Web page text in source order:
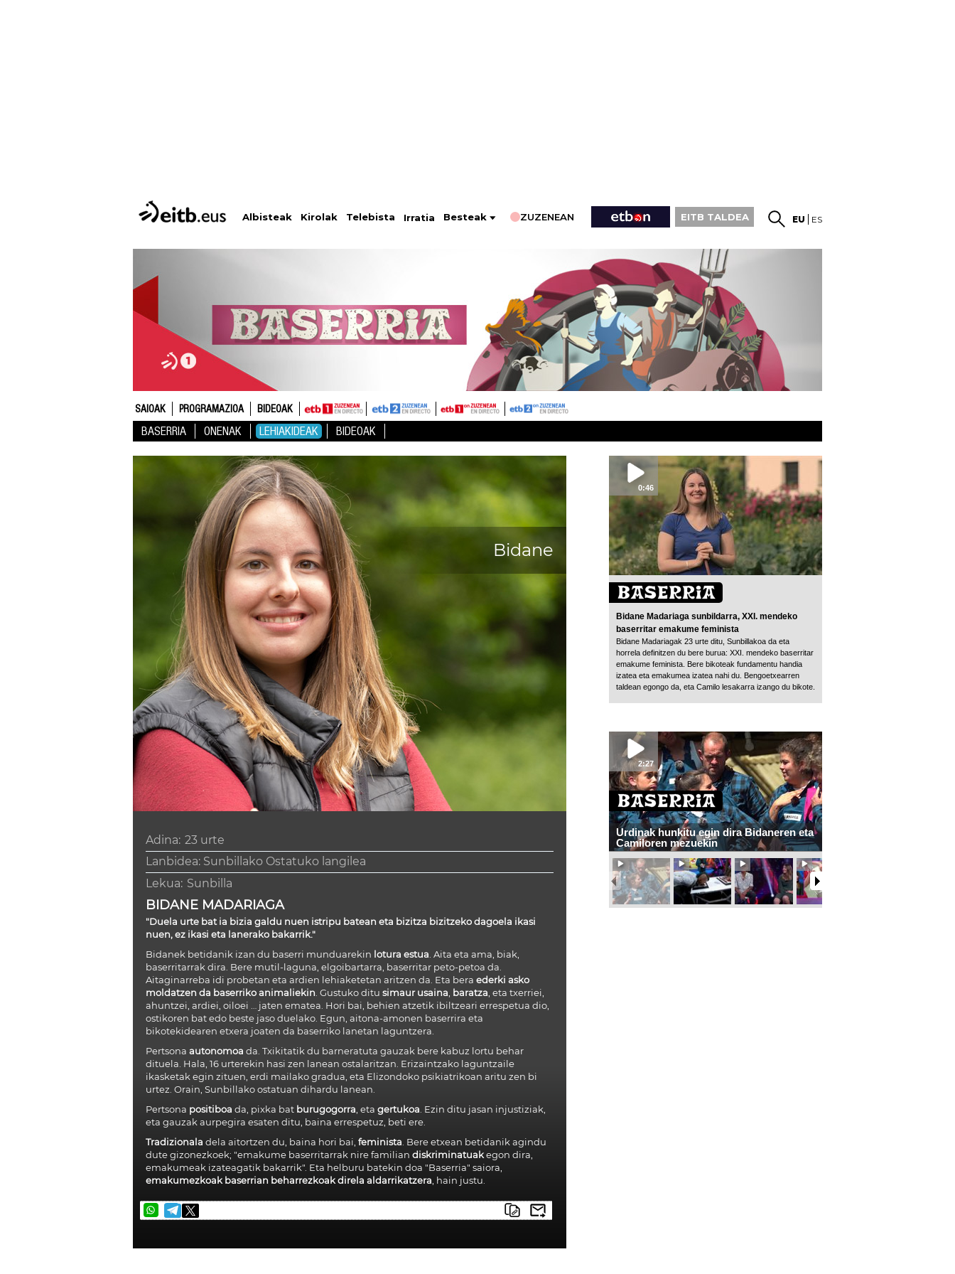
Albisteak Kirolak Telebista Irratia Besteak ZUZENEAN EITB TALDEA EU ES
SAIOAK PROGRAMAZIOA BIDEOAK
BASERRIA ONENAK LEHIAKIDEAK BIDEOAK
Bidane
Adina: 23 urte
Lanbidea: Sunbillako Ostatuko langilea
Lekua: Sunbilla
BIDANE MADARIAGA
"Duela urte bat ia bizia galdu nuen istripu batean eta bizitza bizitzeko dagoela ikasi
nuen, ez ikasi eta lanerako bakarrik."
Bidanek betidanik izan du baserri munduarekin lotura estua . Aita eta ama, biak,
baserritarrak dira. Bere mutil-laguna, elgoibartarra, baserritar peto-petoa da.
Aitaginarreba idi probetan eta ardien lehiaketetan aritzen da. Eta beraederki asko
moldatzen da baserriko animaliekin . Gustuko ditusimaur usaina baratza , eta txerriei,
ahuntzei, ardiei, oiloei … jaten ematea. Hori bai, behien atzetik ibiltzeari errespetua dio,
ostikoren bat edo beste jaso duelako. Egun, aitona-amonen baserrira eta
bikotekidearen etxera joaten da baserriko lanetan laguntzera.
Pertsonaautonomoa da. Txikitatik du barneratuta gauzak bere kabuz lortu behar
dituela. Hala, 16 urterekin hasi zen lanean ostalaritzan. Erizaintzako laguntzaile
ikasketak egin zituen, erdi mailako gradua, eta Elizondoko psikiatrikoan aritu zen bi
urtez. Orain, Sunbillako ostatuan dihardu lanean.
Pertsona positiboa da, pixka bat burugogorra , etagertukoa . Ezin ditu jasan injustiziak,
eta gauzak aurpegira esaten ditu, baina errespetuz, beti ere.
Tradizionala dela aitortzen du, baina hori bai,feminista . Bere etxean betidanik agindu
dute gizonezkoek; "emakume baserritarrak nire familiandiskriminatuakegon dira,
emakumeak izateagatik bakarrik". Eta helburu batekin doa "Baserria" saiora,
emakumezkoak baserrian beharrezkoak direla aldarrikatzera , hain justu.
0:46
Bidane Madariaga sunbildarra, XXI. mendeko
baserritar emakume feminista
Bidane Madariagak 23 urte ditu, Sunbillakoa da eta
horrela definitzen du bere burua: XXI. mendeko baserritar
emakume feminista. Bere bikoteak fundamentu handia
izatea eta emakumea izatea nahi du. Bengoetxearren
taldean egongo da, eta Camilo lesakarra izango du bikote.
2:27
Urdinak hunkitu egin dira Bidaneren eta
Camiloren mezuekin